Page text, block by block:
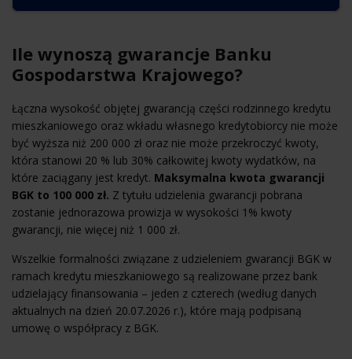
Ile wynoszą gwarancje Banku
Gospodarstwa Krajowego?
Łączna wysokość objętej gwarancją części rodzinnego kredytu
mieszkaniowego oraz wkładu własnego kredytobiorcy nie może
być wyższa niż 200 000 zł oraz nie może przekroczyć kwoty,
która stanowi 20 % lub 30% całkowitej kwoty wydatków, na
które zaciągany jest kredyt. Maksymalna kwota gwarancji
BGK to 100 000 zł. Z tytułu udzielenia gwarancji pobrana
zostanie jednorazowa prowizja w wysokości 1% kwoty
gwarancji, nie więcej niż 1 000 zł.
Wszelkie formalności związane z udzieleniem gwarancji BGK w
ramach kredytu mieszkaniowego są realizowane przez bank
udzielający finansowania – jeden z czterech (według danych
aktualnych na dzień 20.07.2026 r.), które mają podpisaną
umowę o współpracy z BGK.